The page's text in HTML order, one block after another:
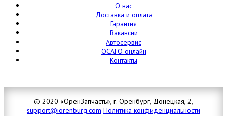
О нас
Доставка и оплата
Гарантия
Вакансии
Автосервис
ОСАГО онлайн
Контакты
© 2020 «ОренЗапчасть», г. Оренбург, Донецкая, 2,
support@iorenburg.com Политика конфиденциальности